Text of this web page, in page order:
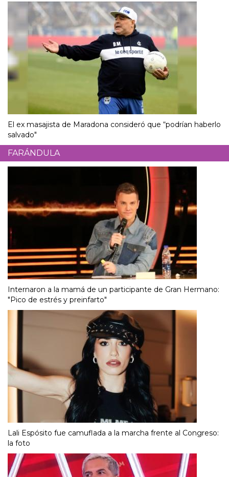
El ex masajista de Maradona consideró que “podrían haberlo
salvado"
FARÁNDULA
Internaron a la mamá de un participante de Gran Hermano:
"Pico de estrés y preinfarto"
Lali Espósito fue camuflada a la marcha frente al Congreso:
la foto